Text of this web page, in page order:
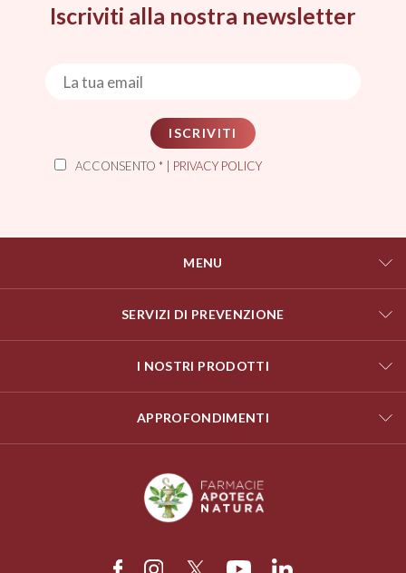
Iscriviti alla nostra newsletter
ISCRIVITI
ACCONSENTO * | PRIVACY POLICY
MENU
SERVIZI DI PREVENZIONE
I NOSTRI PRODOTTI
APPROFONDIMENTI